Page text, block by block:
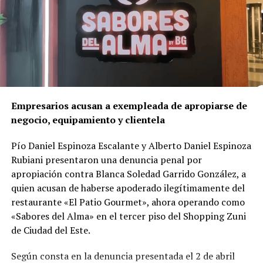
sufrió heridas físicas.
Un crimen ligado al corazón del negocio
A diferencia de lo que podría parecer un hecho aislado,
directamente vinculado al negocio mismo de la red
de franquicias.
Según el delegado
Luis Gustavo Timossi
del caso, Gomes habría reaccionado al temor de perder
el control de la red, sumado a divergencias por la
apertura de unaclínica odontológica competidora—
llamada Vitadent— que la propia víctima estaba
estructurando con una inversión cercana a R$ 800 mil.
Las pruebas
Durante cuatro años de trabajo investigativo, la Policía
Empresarios acusan a exempleada de apropiarse de
negocio, equipamiento y clientela
Pío Daniel Espinoza Escalante y Alberto Daniel Espinoza
Rubiani presentaron una denuncia penal por
apropiación contra Blanca Soledad Garrido González, a
quien acusan de haberse apoderado ilegítimamente del
restaurante «El Patio Gourmet», ahora operando como
«Sabores del Alma» en el tercer piso del Shopping Zuni
de Ciudad del Este.
Según consta en la denuncia presentada el 2 de abril